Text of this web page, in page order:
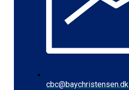
cbc@baychristensen.dk